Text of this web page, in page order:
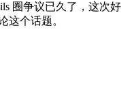
圈争议已久了，这次好
这个话题。